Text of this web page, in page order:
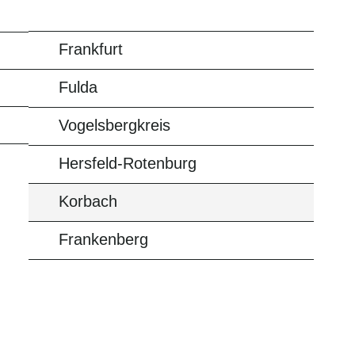
Frankfurt
Fulda
Vogelsbergkreis
Hersfeld-Rotenburg
Korbach
Frankenberg